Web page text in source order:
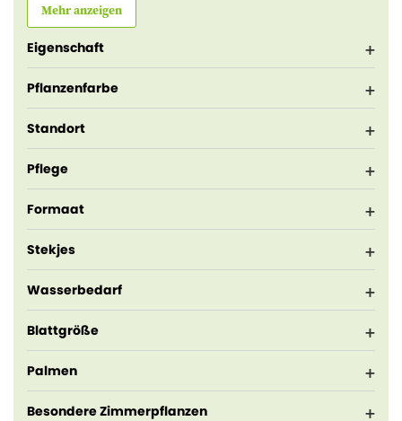
Mehr anzeigen
Eigenschaft
Pflanzenfarbe
Standort
Pflege
Formaat
Stekjes
Wasserbedarf
Blattgröße
Palmen
Besondere Zimmerpflanzen